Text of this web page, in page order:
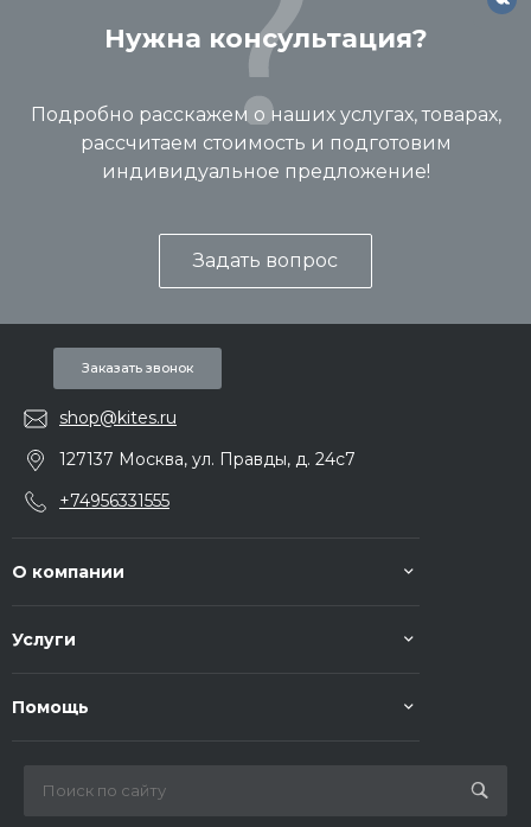
Нужна консультация?
Подробно расскажем о наших услугах, товарах,
рассчитаем стоимость и подготовим
индивидуальное предложение!
Задать вопрос
Заказать звонок
shop@kites.ru
127137 Москва, ул. Правды, д. 24с7
+74956331555
О компании
Услуги
Помощь